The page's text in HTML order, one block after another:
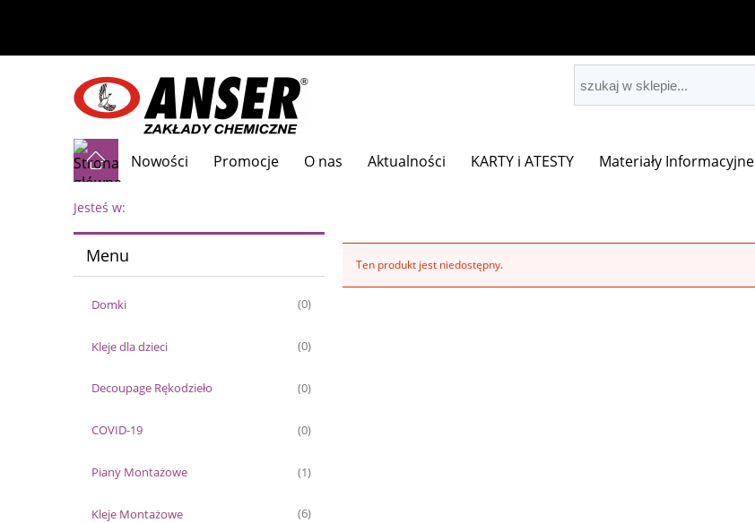
Nowości Promocje O nas Aktualności KARTY i ATESTY Materiały Informacyjne
Jesteś w:
Menu
Domki (0)
Kleje dla dzieci (0)
Decoupage Rękodzieło (0)
COVID-19 (0)
Piany Montażowe (1)
Kleje Montażowe (6)
Ten produkt jest niedostępny.